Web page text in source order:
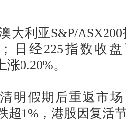
利亚S&P/ASX200
日经225指数收
0.20%。
假期后重返市场
超1%，港股因复活